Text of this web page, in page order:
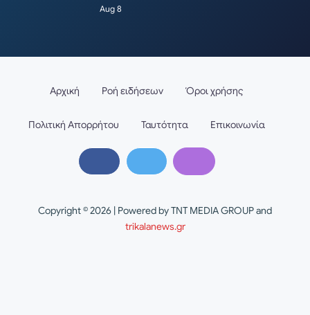
Aug 8
Copyright © 2026 | Powered by TNT MEDIA GROUP and
trikalanews.gr
Αρχική Ροή ειδήσεων Όροι χρήσης
Πολιτική Απορρήτου Ταυτότητα Επικοινωνία